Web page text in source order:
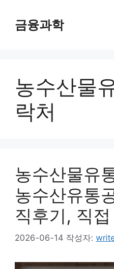
금융과학
농수산물
락처
농수산물유
농수산유통
직후기, 직
2026-06-14 작성자: